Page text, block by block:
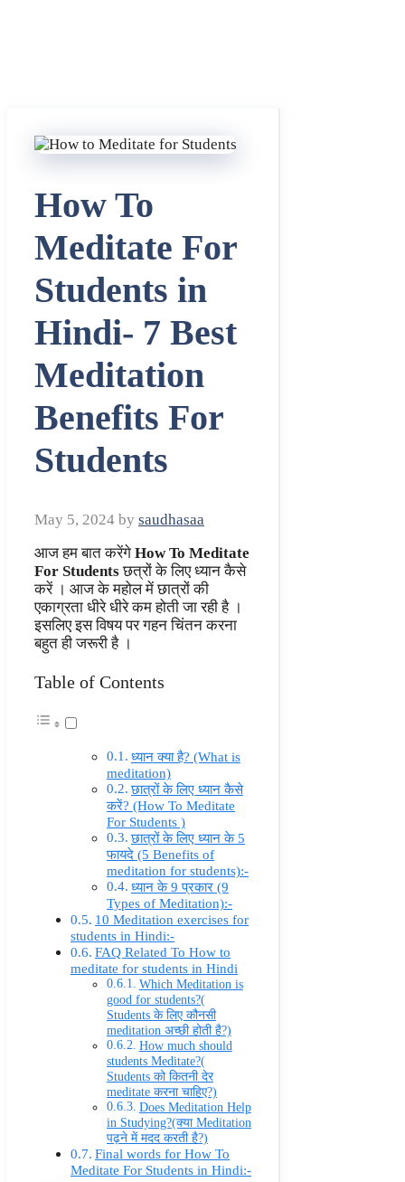
How To
Meditate For
Students in
Hindi- 7 Best
Meditation
Benefits For
Students
May 5, 2024 by saudhasaa
आज हम बात करेंगे How To Meditate
For Studentsछत्रों के लिए ध्यान कैसे
करें । आज के महोल में छात्रों की
एकाग्रता धीरे धीरे कम होती जा रही है ।
इसलिए इस विषय पर गहन चिंतन करना
बहुत ही जरूरी है ।
Table of Contents
ध्यान क्या है? (What is
meditation)
छात्रों के लिए ध्यान कैसे
करें? (How To Meditate
For Students )
छात्रों के लिए ध्यान के 5
फायदे (5 Benefits of
meditation for students):-
ध्यान के 9 प्रकार (9
Types of Meditation):-
10 Meditation exercises for
students in Hindi:-
FAQ Related To How to
meditate for students in Hindi
Which Meditation is
good for students?(
Students के लिए कौनसी
meditation अच्छी होती है?)
How much should
students Meditate?(
Students को कितनी देर
meditate करना चाहिए?)
Does Meditation Help
in Studying?(क्या Meditation
पढ़ने में मदद करती है?)
Final words for How To
Meditate For Students in Hindi:-